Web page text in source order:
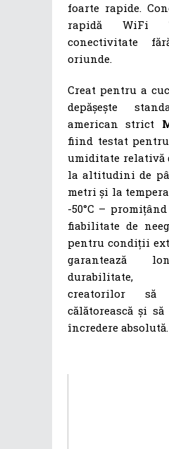
foarte rapide.
rapidă
conectivitate
oriunde.
Creat pentru a
depășește
american strict
fiind testat
umiditate relativă
la altitudini de
metri și la
-50°C –
fiabilitate de
pentru condiții
garantează
durabilitate,
creatorilor să
călătorească și
încredere absolută.